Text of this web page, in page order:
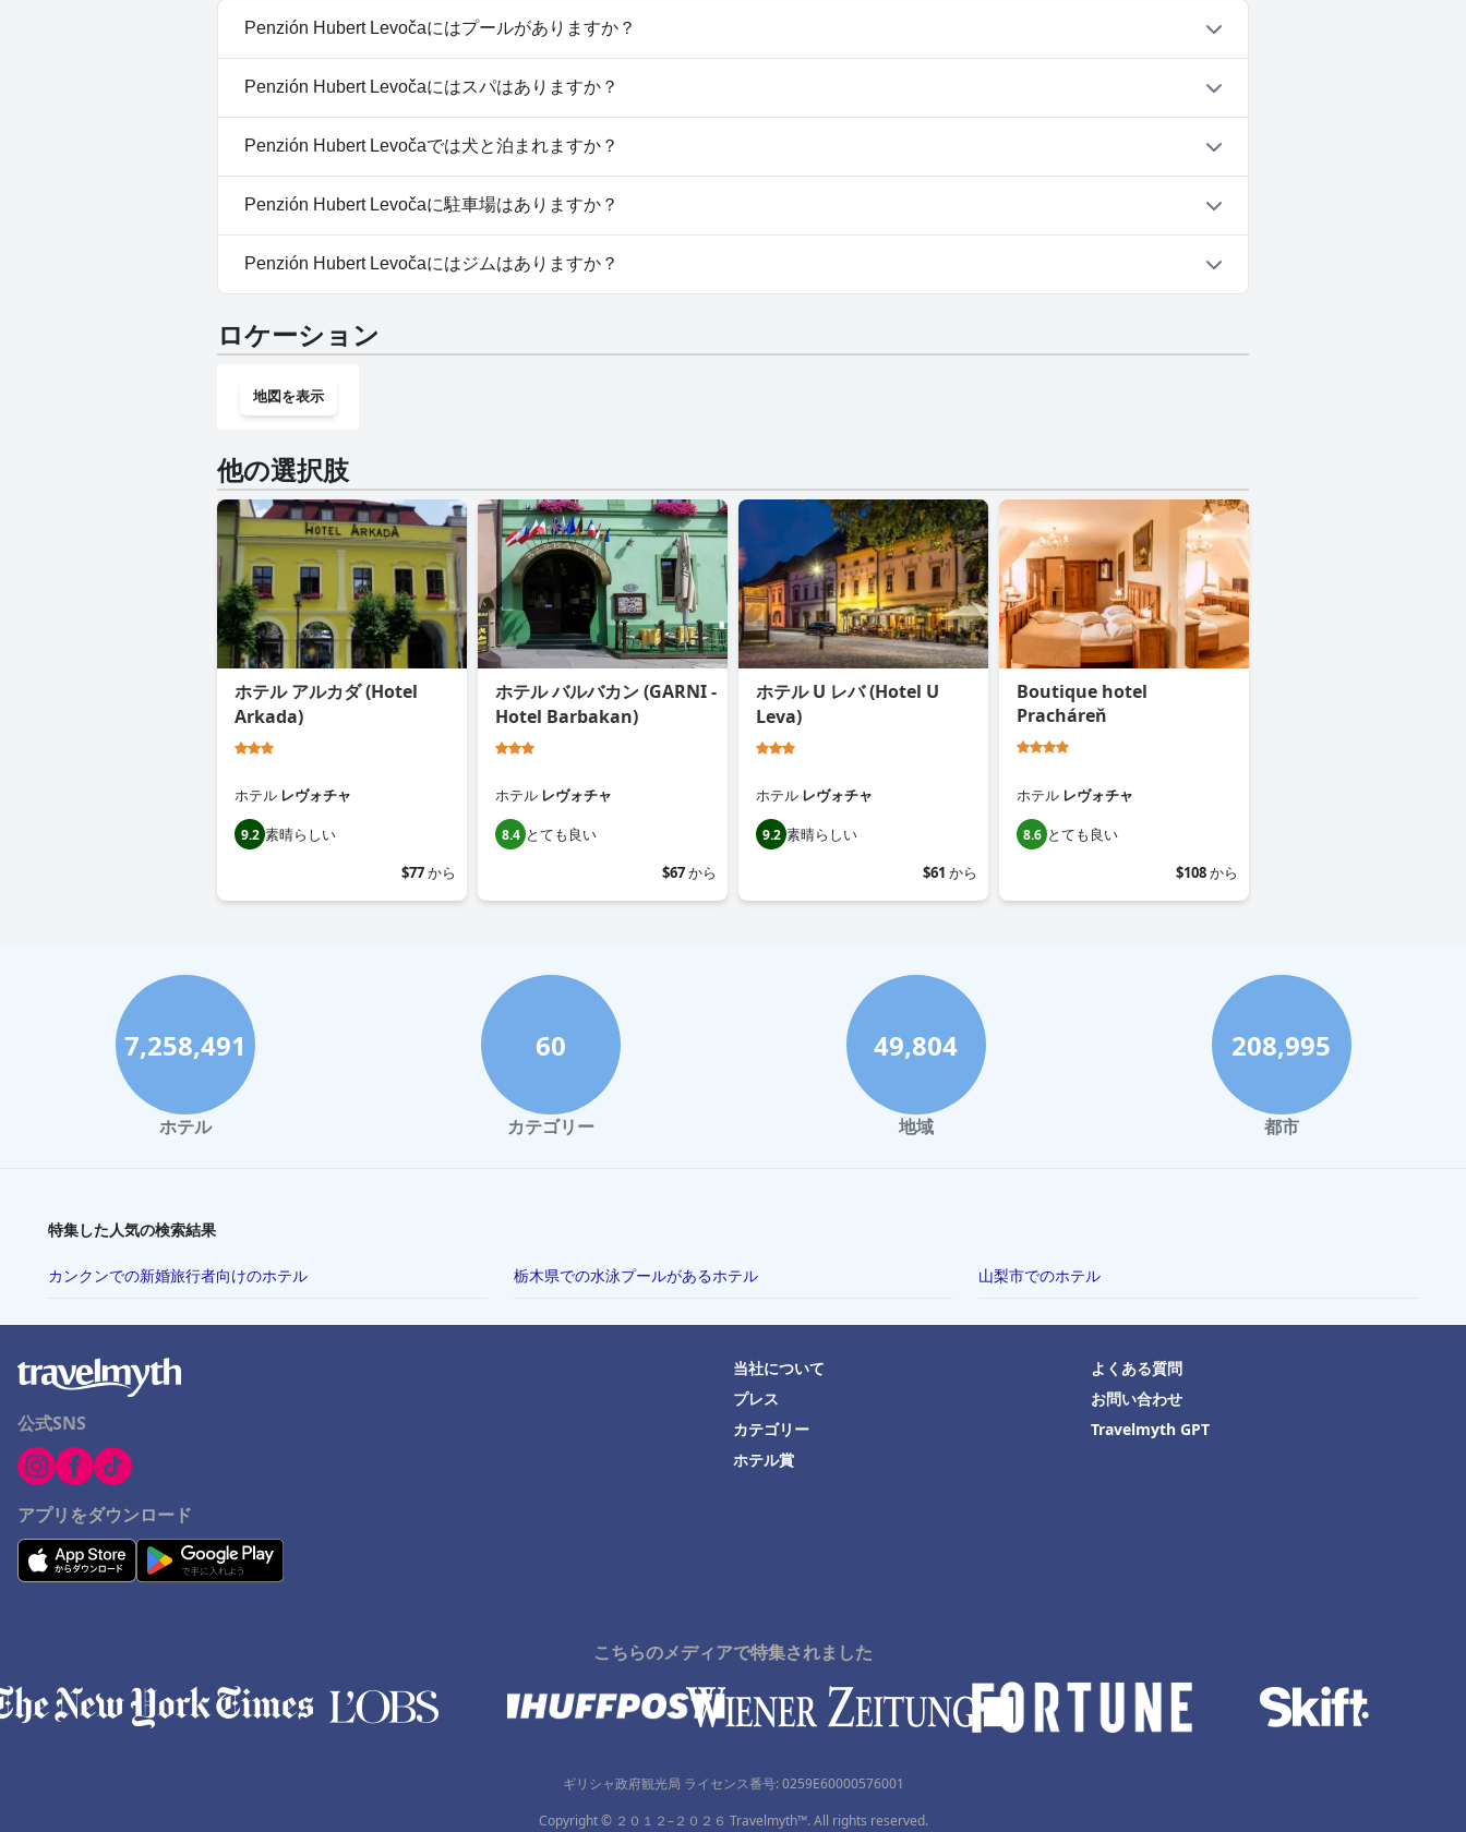
Penzión Hubert Levočaにはプールがありますか？
いいえ、Penzión Hubert Levočaにはプールがありません。
Penzión Hubert Levočaにはスパはありますか？
いいえ、Penzión Hubert Levočaではスパはご利用いただけません。
Penzión Hubert Levočaでは犬と泊まれますか？
はい、Penzión Hubert Levočaは犬を歓迎します。
Penzión Hubert Levočaに駐車場はありますか？
はい、Penzión Hubert Levočaでは駐車場をご利用いただけます。
Penzión Hubert Levočaにはジムはありますか？
ロケーション
地図を表示
他の選択肢
ホテル アルカダ (Hotel
Arkada)
ホテル レヴォチャ
9.2 素晴らしい
$77から
ホテル バルバカン (GARNI -
Hotel Barbakan)
ホテル レヴォチャ
8.4 とても良い
$67から
ホテル U レバ (Hotel U
Leva)
ホテル レヴォチャ
9.2 素晴らしい
$61 から
Boutique hotel
Pracháreň
ホテル レヴォチャ
8.6 とても良い
$108から
7,258,491
ホテル
60
カテゴリー
49,804
地域
208,995
都市
特集した人気の検索結果
カンクンでの新婚旅行者向けのホテル 栃木県での水泳プールがあるホテル 山梨市でのホテル
公式SNS
アプリをダウンロード
当社について
プレス
カテゴリー
ホテル賞
よくある質問
お問い合わせ
Travelmyth GPT
こちらのメディアで特集されました
ギリシャ政府観光局 ライセンス番号: 0259Ε60000576001
Copyright © ２０１２–２０２６ Travelmyth™. All rights reserved.